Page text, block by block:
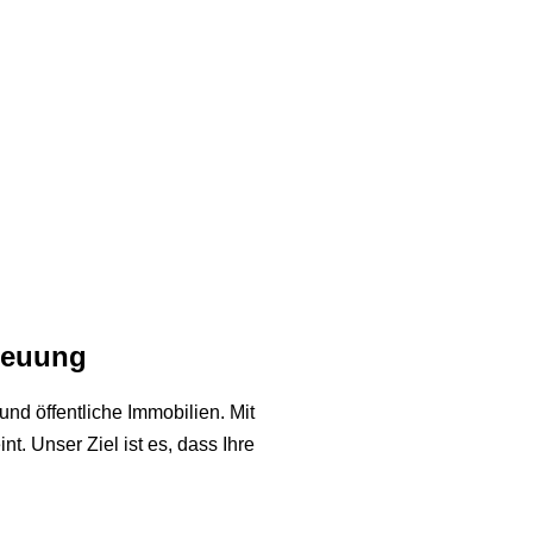
öffentliche Immobilien. Mit
Unser Ziel ist es, dass Ihre